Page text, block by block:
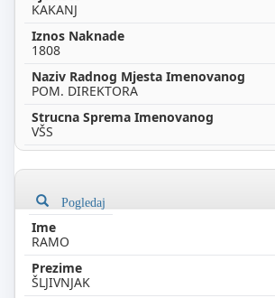
KAKANJ
1808
POM. DIREKTORA
VŠS
Pogledaj
RAMO
ŠLJIVNJAK